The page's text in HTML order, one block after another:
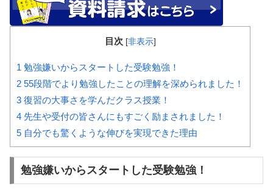
目次 [非表示]
1 勉強嫌いからスタートした受験勉強！
2 55段階でより勉強したことの理解を深められました！
3 復習の大事さを学んだクラス授業！
4 先生や受付の皆さんにもすごく励まされました！
5 自分でも驚くような伸びを実現できた理由
勉強嫌いからスタートした受験勉強！